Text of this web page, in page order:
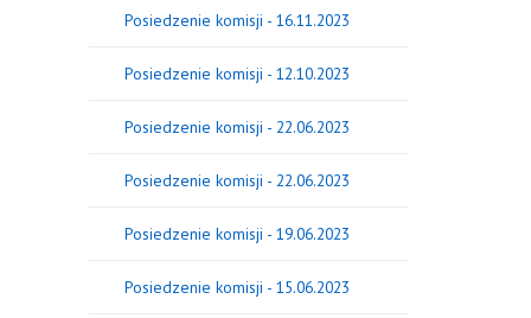
Posiedzenie komisji - 16.11.2023
Posiedzenie komisji - 12.10.2023
Posiedzenie komisji - 22.06.2023
Posiedzenie komisji - 22.06.2023
Posiedzenie komisji - 19.06.2023
Posiedzenie komisji - 15.06.2023